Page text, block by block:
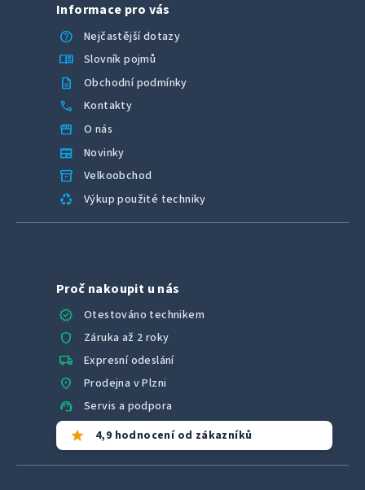
Informace pro vás
help
Nejčastější dotazy
menu_book Slovník pojmů
description Obchodní podmínky
call Kontakty
storefront O nás
newspaper Novinky
inventory_2 Velkoobchod
recycling Výkup použité techniky
Proč nakoupit u nás
verified
Otestováno technikem
shield Záruka až 2 roky
local_shipping Expresní odeslání
location_on Prodejna v Plzni
support_agent Servis a podpora
star 4,9 hodnocení od zákazníků